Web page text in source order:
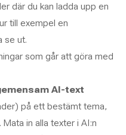
där du kan ladda upp en
till exempel en
se ut.
som går att göra med
AI-text
på ett bestämt tema,
Mata in alla texter i AI:n